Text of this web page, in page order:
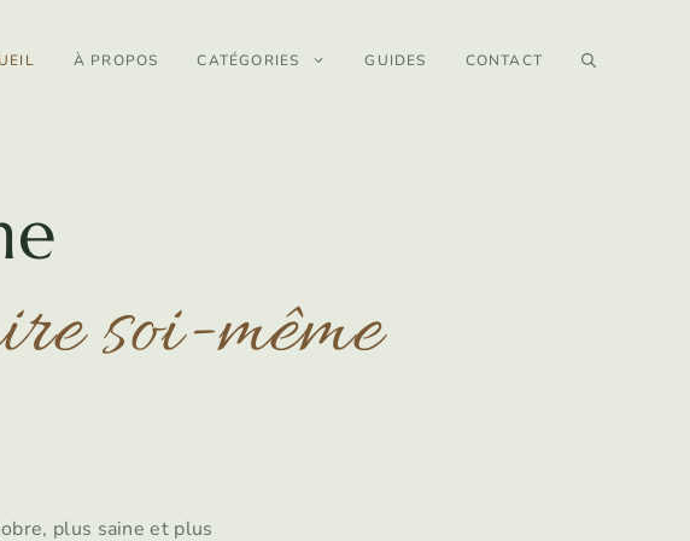
À PROPOS CATÉGORIES GUIDES CONTACT
soi-même
plus saine et plus